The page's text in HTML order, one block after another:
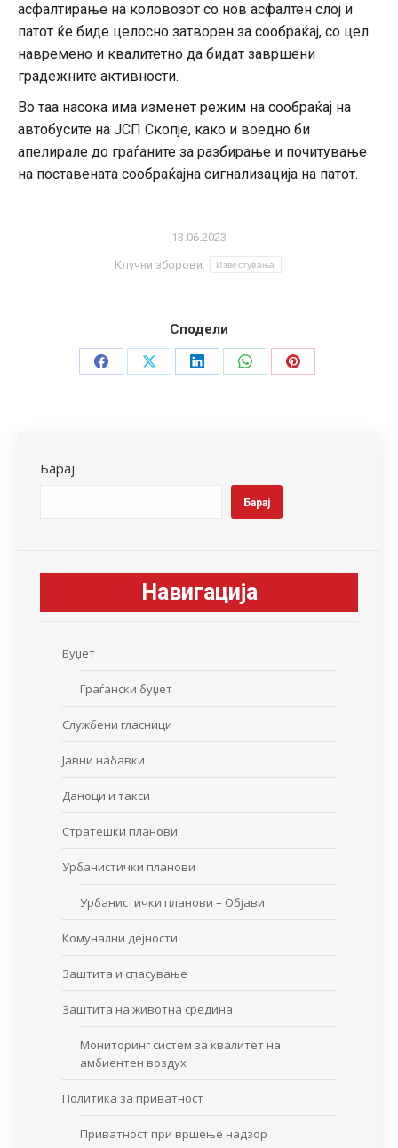
асфалтирање на коловозот со нов асфалтен слој и
патот ќе биде целосно затворен за сообраќај, со цел
навремено и квалитетно да бидат завршени
градежните активности.
Во таа насока има изменет режим на сообраќај на
автобусите на ЈСП Скопје, како и воедно би
апелирале до граѓаните за разбирање и почитување
на поставената сообраќајна сигнализација на патот.
13.06.2023
Клучни зборови: Известувања
Сподели
Share
Share
Share
Share
Share
Барај
Барај
Навигација
Буџет
Граѓански буџет
Службени гласници
Јавни набавки
Даноци и такси
Стратешки планови
Урбанистички планови
Урбанистички планови – Објави
Комунални дејности
Заштита и спасување
Заштита на животна средина
Мониторинг систем за квалитет на
амбиентен воздух
Политика за приватност
Приватност при вршење надзор